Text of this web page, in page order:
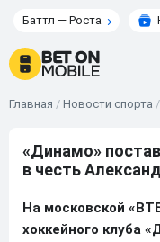
Баттл — Роста
Главная / Новости спорта /
«Динамо»
в честь
На московской
хоккейного клуба